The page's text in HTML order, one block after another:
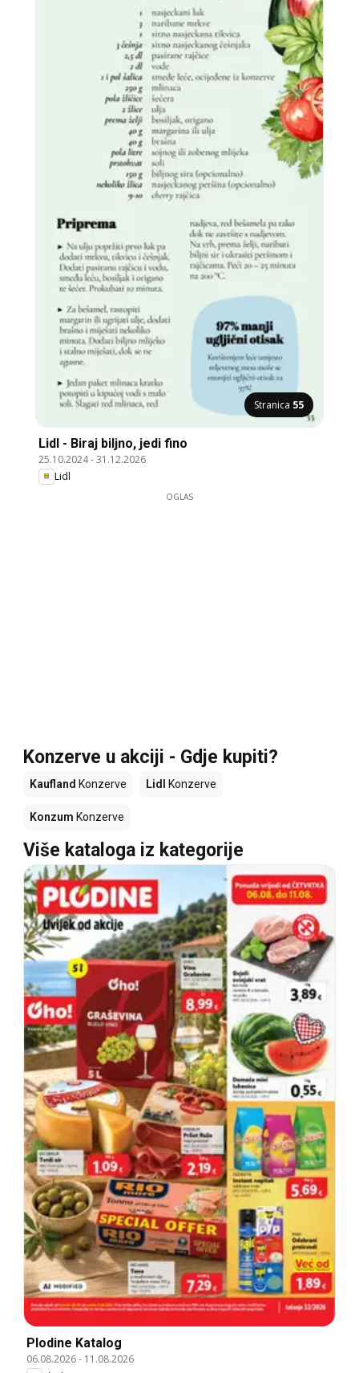
Stranica 55
Lidl - Biraj biljno, jedi fino
25.10.2024-31.12.2026
Lidl
OGLAS
Konzerve u akciji - Gdje kupiti?
Kaufland Konzerve Lidl Konzerve
Konzum Konzerve
Više kataloga iz kategorije
Plodine Katalog
06.08.2026- 11.08.2026